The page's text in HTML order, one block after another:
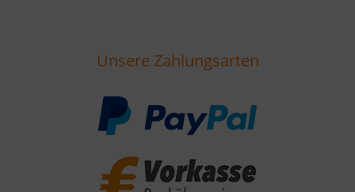
Unsere Zahlungsarten